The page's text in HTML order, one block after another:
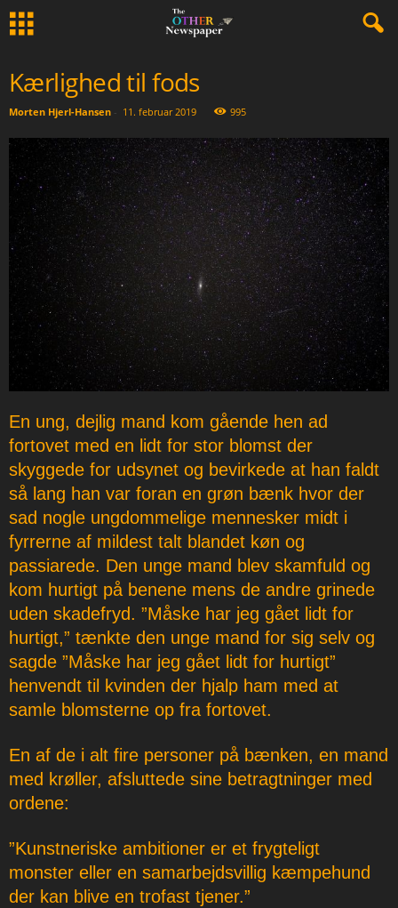
Kærlighed til fods
Morten Hjerl-Hansen - 11. februar 2019 995
En ung, dejlig mand kom gående hen ad
fortovet med en lidt for stor blomst der
skyggede for udsynet og bevirkede at han faldt
så lang han var foran en grøn bænk hvor der
sad nogle ungdommelige mennesker midt i
fyrrerne af mildest talt blandet køn og
passiarede. Den unge mand blev skamfuld og
kom hurtigt på benene mens de andre grinede
uden skadefryd. ”Måske har jeg gået lidt for
hurtigt,” tænkte den unge mand for sig selv og
sagde ”Måske har jeg gået lidt for hurtigt”
henvendt til kvinden der hjalp ham med at
samle blomsterne op fra fortovet.
En af de i alt fire personer på bænken, en mand
med krøller, afsluttede sine betragtninger med
ordene:
”Kunstneriske ambitioner er et frygteligt
monster eller en samarbejdsvillig kæmpehund
der kan blive en trofast tjener.”